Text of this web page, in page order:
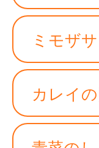
ミモザ
カレイ